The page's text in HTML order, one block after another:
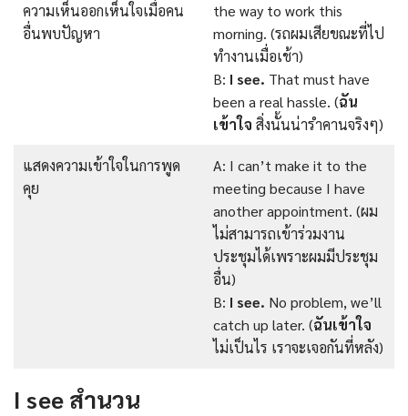
ความเห็นออกเห็นใจเมื่อคน
อื่นพบปัญหา
the way to work this
morning. (รถผมเสียขณะที่ไป
ทำงานเมื่อเช้า)
B: I see. That must have
been a real hassle. (ฉัน
เข้าใจ สิ่งนั้นน่ารำคานจริงๆ)
แสดงความเข้าใจในการพูด
คุย
A: I can’t make it to the
meeting because I have
another appointment. (ผม
ไม่สามารถเข้าร่วมงาน
ประชุมได้เพราะผมมีประชุม
อื่น)
B: I see. No problem, we’ll
catch up later. (ฉันเข้าใจ
ไม่เป็นไร เราจะเจอกันที่หลัง)
I see สำนวน